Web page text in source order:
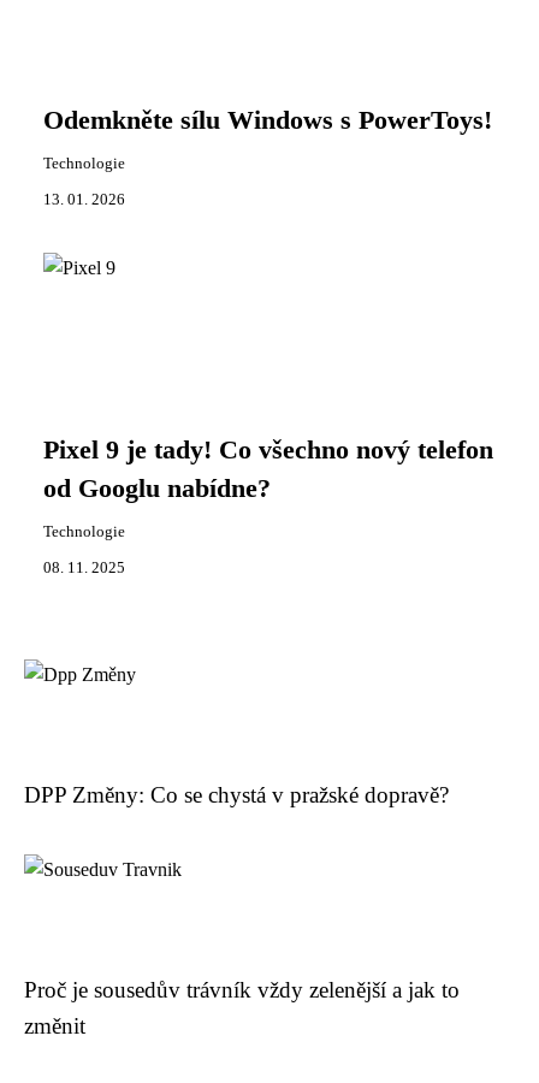
Odemkněte sílu Windows s PowerToys!
Technologie
13. 01. 2026
Pixel 9 je tady! Co všechno nový telefon
od Googlu nabídne?
Technologie
08. 11. 2025
DPP Změny: Co se chystá v pražské dopravě?
Proč je sousedův trávník vždy zelenější a jak to
změnit